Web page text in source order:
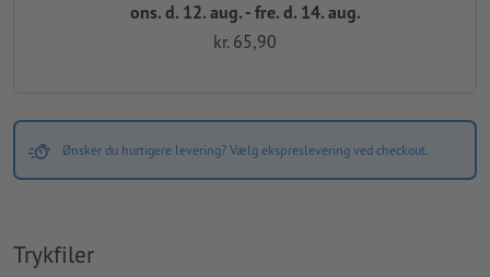
ons. d. 12. aug. - fre. d. 14. aug.
kr. 65,90
Ønsker du hurtigere levering? Vælg ekspreslevering ved checkout.
Trykfiler